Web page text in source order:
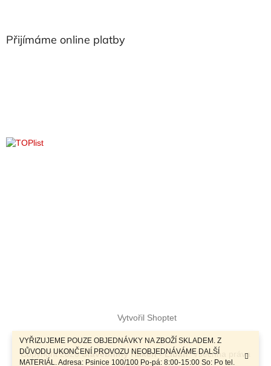
VYŘIZUJEME POUZE OBJEDNÁVKY NA ZBOŽÍ SKLADEM. Z
DŮVODU UKONČENÍ PROVOZU NEOBJEDNÁVÁME DALŠÍ
MATERIÁL. Adresa: Psinice 100/100 Po-pá: 8:00-15:00 So: Po tel.
Přijímáme online platby
Vytvořil Shoptet
Copyright 2026Stavebniny Haken - Libáň. Všechna práva